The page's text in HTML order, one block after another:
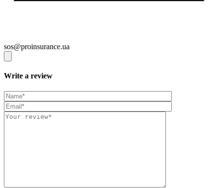
sos@proinsurance.ua
Write a review